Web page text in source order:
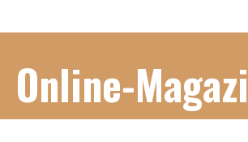
Online-